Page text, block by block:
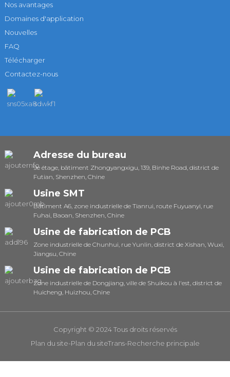
Nos avantages
Domaines d'application
Nouvelles
FAQ
Télécharger
Contactez-nous
Adresse du bureau
9e étage, bâtiment Zhongyangxigu, 139, Binhe Road, district de
Futian, Shenzhen, Chine
Usine SMT
Bâtiment A6, zone industrielle de Tianrui, route Fuyuanyi, rue
Fuhai, Baoan, Shenzhen, Chine
Usine de fabrication de PCB
Zone industrielle de Chunhui, rue Yunlin, district de Xishan, Wuxi,
Jiangsu, Chine
Usine de fabrication de PCB
Zone industrielle de Dongjiang, ville de Shuikou à l'est, district de
Huicheng, Huizhou, Chine
Copyright © 2024 Tous droits réservés
Plan du site-Plan du siteTrans-Recherche principale